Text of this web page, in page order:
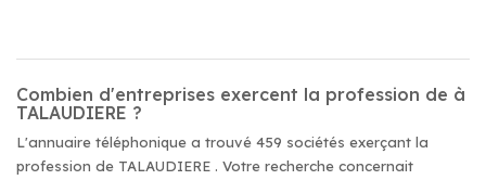
Combien d'entreprises exercent la profession de à
TALAUDIERE ?
L'annuaire téléphonique a trouvé 459 sociétés exerçant la
profession de TALAUDIERE . Votre recherche concernait